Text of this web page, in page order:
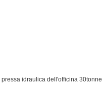
pressa idraulica dell'officina 30tonne